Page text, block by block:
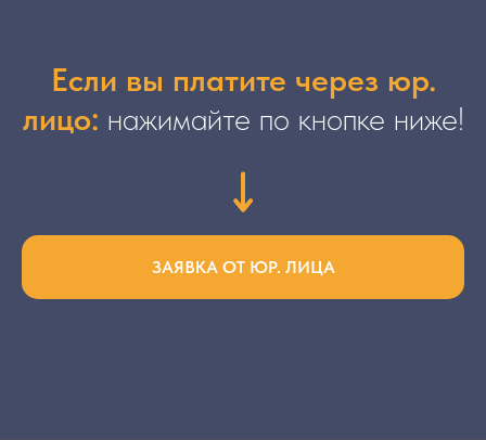
Если вы платите через юр.
лицо: нажимайте по кнопке ниже!
ЗАЯВКА ОТ ЮР. ЛИЦА